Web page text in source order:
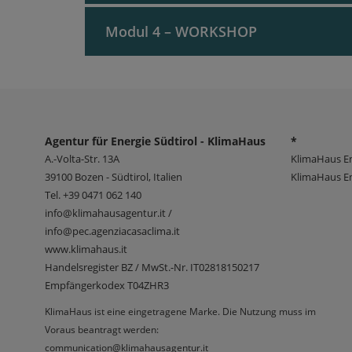
Sonnenschutzsysteme
Heizwärmebedarf, Kühlbedarf,
Ökologische Betrachtung der Baustoffe
Warmwasser: Energiebedarf, Bereitung,
Regelung, Verteilung, Abgabe Beleuchtung
elektrische Hilfsgeräte für Heiz-, Kühl-
Berechnung des Primärenergiebedarfs
Kosten-Nutzen-Analyse der
Modul 4 – WORKSHOP
Analyse der Ergebnisse
Agentur für Energie Südtirol - KlimaHaus
A.-Volta-Str. 13A
39100 Bozen - Südtirol, Italien
Tel.+39 0471 062 140
info@klimahausagentur.it /
info@pec.agenziacasaclima.it
www.klimahaus.it
Handelsregister BZ / MwSt.-Nr. IT02818150217
Empfängerkodex T04ZHR3
*
KlimaHaus
KlimaHaus
KlimaHaus ist eine eingetragene Marke. Die Nutzung muss im
Voraus beantragt werden:
communication@klimahausagentur.it